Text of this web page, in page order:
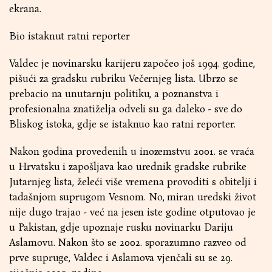
ekrana.
Bio istaknut ratni reporter
Valdec je novinarsku karijeru započeo još 1994. godine,
pišući za gradsku rubriku Večernjeg lista. Ubrzo se
prebacio na unutarnju politiku, a poznanstva i
profesionalna znatiželja odveli su ga daleko - sve do
Bliskog istoka, gdje se istaknuo kao ratni reporter.
Nakon godina provedenih u inozemstvu 2001. se vraća
u Hrvatsku i zapošljava kao urednik gradske rubrike
Jutarnjeg lista, želeći više vremena provoditi s obitelji i
tadašnjom suprugom Vesnom. No, miran uredski život
nije dugo trajao - već na jesen iste godine otputovao je
u Pakistan, gdje upoznaje rusku novinarku Dariju
Aslamovu. Nakon što se 2002. sporazumno razveo od
prve supruge, Valdec i Aslamova vjenčali su se 29.